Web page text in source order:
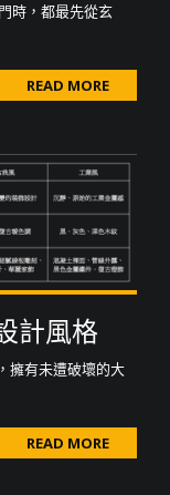
時，都最先從玄
READ MORE
計風格
擁有未遭破壞的大
READ MORE